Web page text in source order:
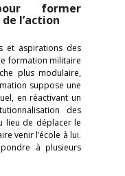
former
l’action
et aspirations des
formation militaire
plus modulaire,
suppose une
en réactivant un
des
lieu de déplacer le
venir l’école à lui.
à plusieurs